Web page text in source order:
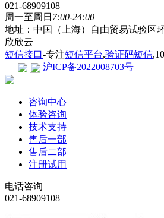
021-68909108
周一至周日 7:00-24:00
地址：中国（上海）自由贸易试验区
欣欣云
短信接口-专注短信平台,验证码短信
沪ICP备2022008703号
咨询中心
体验咨询
技术支持
售后一部
售后二部
注册试用
电话咨询
021-68909108